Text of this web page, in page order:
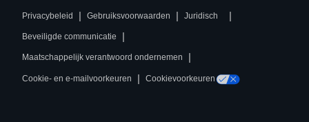
Privacybeleid | Gebruiksvoorwaarden | Juridisch |
Beveiligde communicatie |
Maatschappelijk verantwoord ondernemen |
Cookie- en e-mailvoorkeuren | Cookievoorkeuren